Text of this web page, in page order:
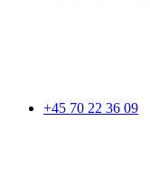
+45 70 22 36 09